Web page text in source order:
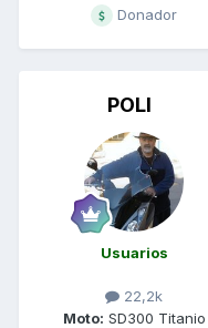
Donador
POLI
Usuarios
22,2k
Moto: SD300 Titanio